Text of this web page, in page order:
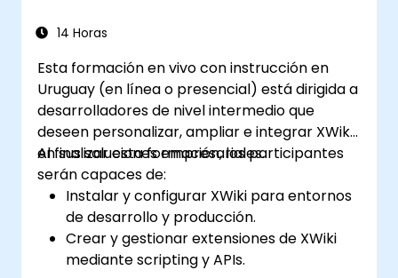
14 Horas
Esta formación en vivo con instrucción en
Uruguay (en línea o presencial) está dirigida a
desarrolladores de nivel intermedio que
deseen personalizar, ampliar e integrar XWiki
en sus soluciones empresariales.
Al finalizar esta formación, los participantes
serán capaces de:
Instalar y configurar XWiki para entornos
de desarrollo y producción.
Crear y gestionar extensiones de XWiki
mediante scripting y APIs.